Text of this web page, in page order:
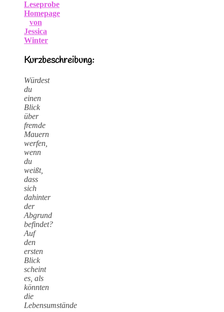
Leseprobe
Homepage
von
Jessica
Winter
Kurzbeschreibung:
Würdest
du
einen
Blick
über
fremde
Mauern
werfen,
wenn
du
weißt,
dass
sich
dahinter
der
Abgrund
befindet?
Auf
den
ersten
Blick
scheint
es, als
könnten
die
Lebensumstände